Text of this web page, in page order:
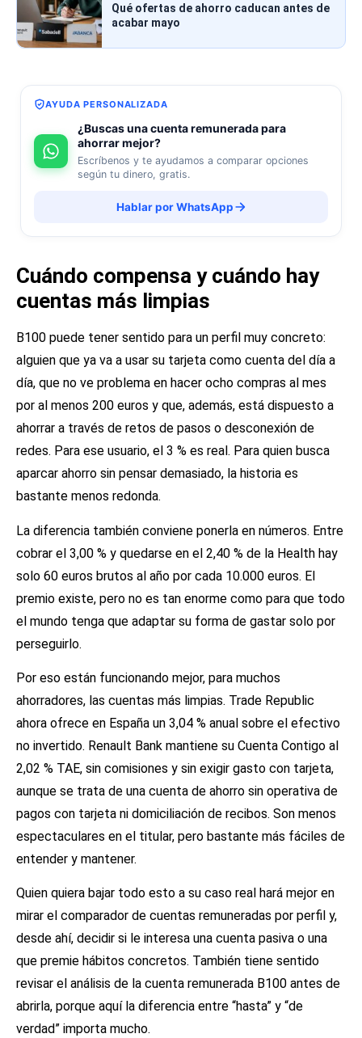
Qué ofertas de ahorro caducan antes de
acabar mayo
AYUDA PERSONALIZADA
¿Buscas una cuenta remunerada para
ahorrar mejor?
Escríbenos y te ayudamos a comparar opciones
según tu dinero, gratis.
Hablar por WhatsApp
Cuándo compensa y cuándo hay
cuentas más limpias
B100 puede tener sentido para un perfil muy concreto:
alguien que ya va a usar su tarjeta como cuenta del día a
día, que no ve problema en hacer ocho compras al mes
por al menos 200 euros y que, además, está dispuesto a
ahorrar a través de retos de pasos o desconexión de
redes. Para ese usuario, el 3 % es real. Para quien busca
aparcar ahorro sin pensar demasiado, la historia es
bastante menos redonda.
La diferencia también conviene ponerla en números. Entre
cobrar el 3,00 % y quedarse en el 2,40 % de la Health hay
solo 60 euros brutos al año por cada 10.000 euros. El
premio existe, pero no es tan enorme como para que todo
el mundo tenga que adaptar su forma de gastar solo por
perseguirlo.
Por eso están funcionando mejor, para muchos
ahorradores, las cuentas más limpias. Trade Republic
ahora ofrece en España un 3,04 % anual sobre el efectivo
no invertido. Renault Bank mantiene su Cuenta Contigo al
2,02 % TAE, sin comisiones y sin exigir gasto con tarjeta,
aunque se trata de una cuenta de ahorro sin operativa de
pagos con tarjeta ni domiciliación de recibos. Son menos
espectaculares en el titular, pero bastante más fáciles de
entender y mantener.
Quien quiera bajar todo esto a su caso real hará mejor en
mirar el comparador de cuentas remuneradas por perfil y,
desde ahí, decidir si le interesa una cuenta pasiva o una
que premie hábitos concretos. También tiene sentido
revisar el análisis de la cuenta remunerada B100 antes de
abrirla, porque aquí la diferencia entre “hasta” y “de
verdad” importa mucho.